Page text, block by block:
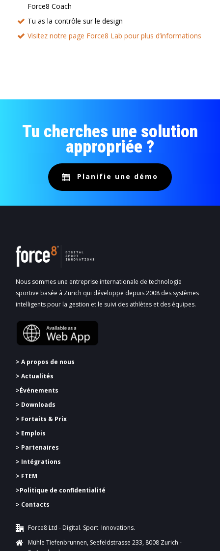
Force8 Coach
Tu as la contrôle sur le design
Visitez notre page Force8 Lab pour plus d’informations
Tu cherches une solution
appropriée ?
Planifie une démo
Nous sommes une entreprise internationale de technologie
sportive basée à Zurich qui développe depuis 2008 des systèmes
intelligents pour la gestion et le suivi des athlètes et des équipes.
> A propos de nous
> Actualités
>Événements
> Downloads
> Fortaits & Prix
> Emplois
> Partenaires
> Intégrations
> FTEM
>Politique de confidentialité
> Contacts
Force8 Ltd - Digital. Sport. Innovations.
Mühle Tiefenbrunnen, Seefeldstrasse 233, 8008 Zurich -